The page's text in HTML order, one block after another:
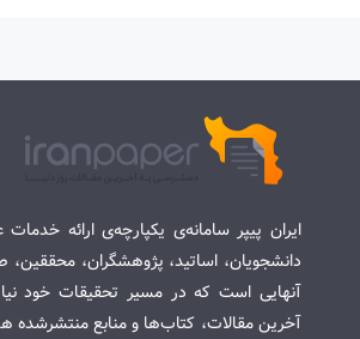
ایران پیپر سامانه‌ی یکپارچه‌ی ارائه
دانشجویان، اساتید، پژوهشگران،
آنهایی است که در مسیر تحقیقات خود
آخرین مقالات، کتاب‌ها و منابع منتشرشده